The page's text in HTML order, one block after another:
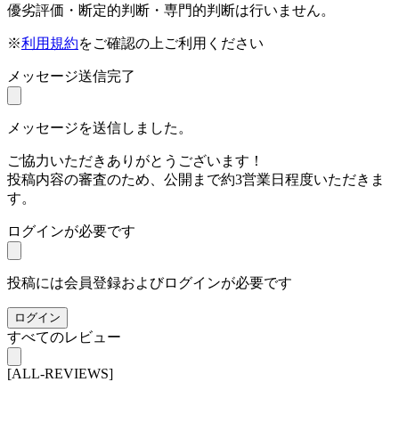
優劣評価・断定的判断・専門的判断は行いません。
※利用規約をご確認の上ご利用ください
メッセージ送信完了
メッセージを送信しました。
ご協力いただきありがとうございます！
投稿内容の審査のため、公開まで約3営業日程度いただきま
す。
ログインが必要です
投稿には会員登録およびログインが必要です
ログイン
すべてのレビュー
[ALL-REVIEWS]